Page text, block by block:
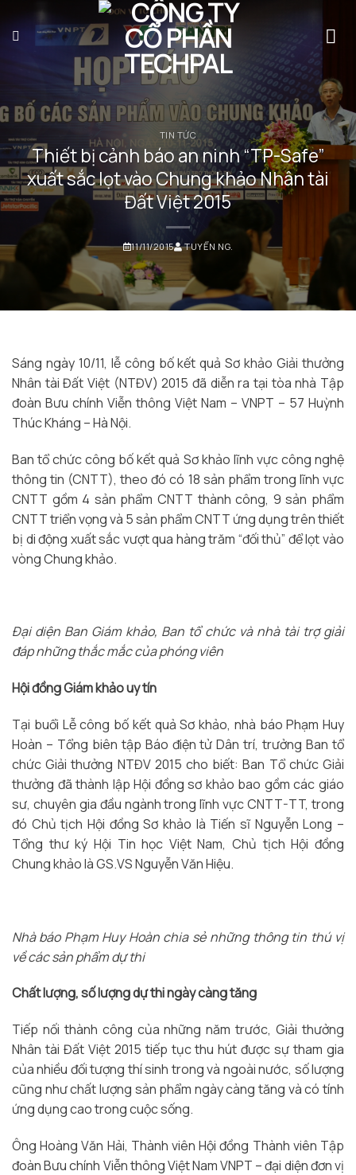
qua
TIN TỨC
Thiết bị cảnh báo an ninh “TP-Safe”
xuất sắc lọt vào Chung khảo Nhân tài
Đất Việt 2015
11/11/2015 TUYỂN NG.
Sáng ngày 10/11, lễ công bố kết quả Sơ khảo Giải thưởng
Nhân tài Đất Việt (NTĐV) 2015 đã diễn ra tại tòa nhà Tập
đoàn Bưu chính Viễn thông Việt Nam – VNPT – 57 Huỳnh
Thúc Kháng – Hà Nội.
Ban tổ chức công bố kết quả Sơ khảo lĩnh vực công nghệ
thông tin (CNTT), theo đó có 18 sản phẩm trong lĩnh vực
CNTT gồm 4 sản phẩm CNTT thành công, 9 sản phẩm
CNTT triển vọng và 5 sản phẩm CNTT ứng dụng trên thiết
bị di động xuất sắc vượt qua hàng trăm “đối thủ” để lọt vào
vòng Chung khảo.
Đại diện Ban Giám khảo, Ban tổ chức và nhà tài trợ giải
đáp những thắc mắc của phóng viên
Hội đồng Giám khảo uy tín
Tại buổi Lễ công bố kết quả Sơ khảo, nhà báo Phạm Huy
Hoàn – Tổng biên tập Báo điện tử Dân trí, trưởng Ban tổ
chức Giải thưởng NTĐV 2015 cho biết: Ban Tổ chức Giải
thưởng đã thành lập Hội đồng sơ khảo bao gồm các giáo
sư, chuyên gia đầu ngành trong lĩnh vực CNTT-TT, trong
đó Chủ tịch Hội đồng Sơ khảo là Tiến sĩ Nguyễn Long –
Tổng thư ký Hội Tin học Việt Nam, Chủ tịch Hội đồng
Chung khảo là GS.VS Nguyễn Văn Hiệu.
Nhà báo Phạm Huy Hoàn chia sẻ những thông tin thú vị
về các sản phẩm dự thi
Chất lượng, số lượng dự thi ngày càng tăng
Tiếp nối thành công của những năm trước, Giải thưởng
Nhân tài Đất Việt 2015 tiếp tục thu hút được sự tham gia
của nhiều đối tượng thí sinh trong và ngoài nước, số lượng
cũng như chất lượng sản phẩm ngày càng tăng và có tính
ứng dụng cao trong cuộc sống.
Ông Hoàng Văn Hải, Thành viên Hội đồng Thành viên Tập
đoàn Bưu chính Viễn thông Việt Nam VNPT – đại diện đơn vị